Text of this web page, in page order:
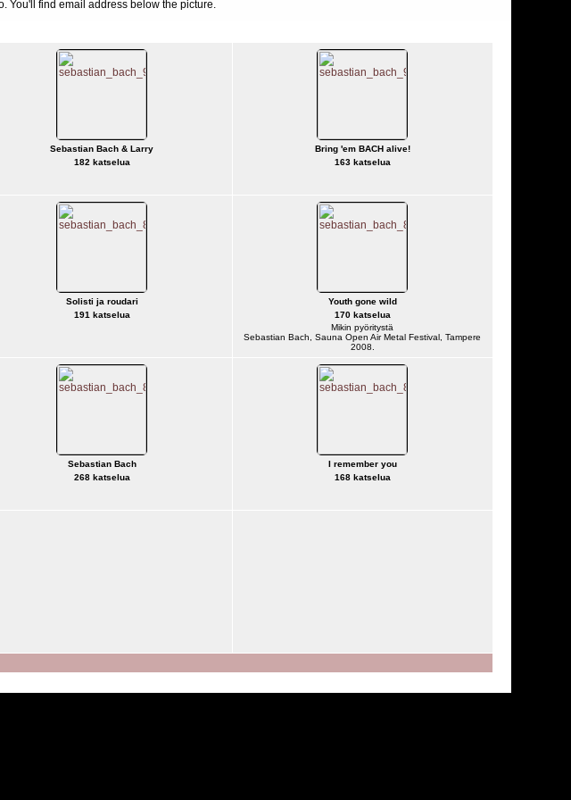
You'll find email address below the picture.
Sebastian Bach & Larry
182 katselua
Bring 'em BACH alive!
163 katselua
Solisti ja roudari
191 katselua
Youth gone wild
170 katselua
Mikin pyöritystä
Sebastian Bach, Sauna Open Air Metal Festival, Tampere
2008.
Sebastian Bach
268 katselua
I remember you
168 katselua